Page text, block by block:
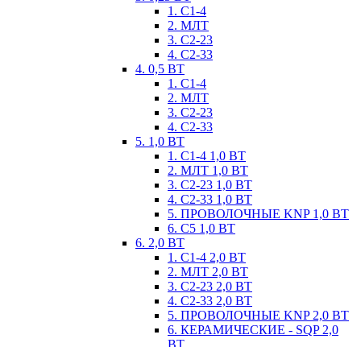
1. С1-4
2. МЛТ
3. С2-23
4. С2-33
4. 0,5 ВТ
1. С1-4
2. МЛТ
3. С2-23
4. С2-33
5. 1,0 ВТ
1. С1-4 1,0 ВТ
2. МЛТ 1,0 ВТ
3. С2-23 1,0 ВТ
4. С2-33 1,0 ВТ
5. ПРОВОЛОЧНЫЕ KNP 1,0 ВТ
6. С5 1,0 ВТ
6. 2,0 ВТ
1. С1-4 2,0 ВТ
2. МЛТ 2,0 ВТ
3. С2-23 2,0 ВТ
4. С2-33 2,0 ВТ
5. ПРОВОЛОЧНЫЕ KNP 2,0 ВТ
6. КЕРАМИЧЕСКИЕ - SQP 2,0
ВТ